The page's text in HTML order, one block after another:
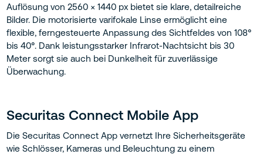
Auflösung von 2560 × 1440 px bietet sie klare, detailreiche
Bilder. Die motorisierte varifokale Linse ermöglicht eine
flexible, ferngesteuerte Anpassung des Sichtfeldes von 108°
bis 40°. Dank leistungsstarker Infrarot-Nachtsicht bis 30
Meter sorgt sie auch bei Dunkelheit für zuverlässige
Überwachung.
Securitas Connect Mobile App
Die Securitas Connect App vernetzt Ihre Sicherheitsgeräte
wie Schlösser, Kameras und Beleuchtung zu einem